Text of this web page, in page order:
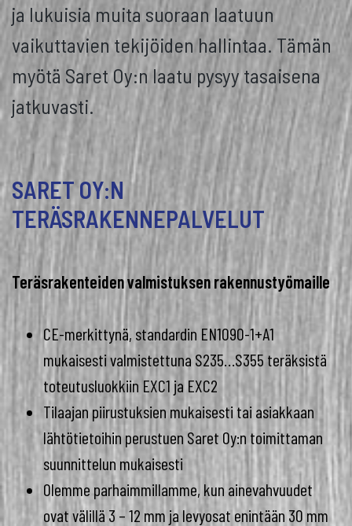
ja lukuisia muita suoraan laatuun
vaikuttavien tekijöiden hallintaa. Tämän
myötä Saret Oy:n laatu pysyy tasaisena
jatkuvasti.
SARET OY:N
TERÄSRAKENNEPALVELUT
Teräsrakenteiden valmistuksen rakennustyömaille
CE-merkittynä, standardin EN1090-1+A1
mukaisesti valmistettuna S235…S355 teräksistä
toteutusluokkiin EXC1 ja EXC2
Tilaajan piirustuksien mukaisesti tai asiakkaan
lähtötietoihin perustuen Saret Oy:n toimittaman
suunnittelun mukaisesti
Olemme parhaimmillamme, kun ainevahvuudet
ovat välillä 3 – 12 mm ja levyosat enintään 30 mm